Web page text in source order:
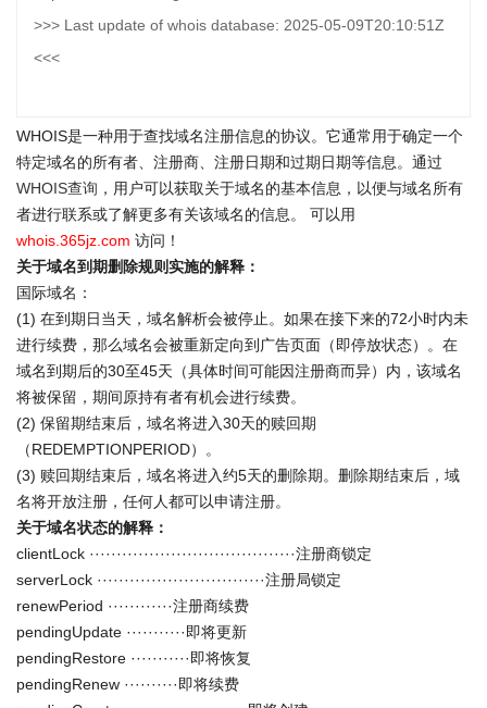
>>> Last update of whois database: 2025-05-09T20:10:51Z
<<<
WHOIS是一种用于查找域名注册信息的协议。它通常用于确定一个
特定域名的所有者、注册商、注册日期和过期日期等信息。通过
WHOIS查询 ，用户可以获取关于域名的基本信息，以便与域名所有
者进行联系或了解更多有关该域名的信息。 可以用
whois.365jz.com 访问！
关于域名到期删除规则实施的解释：
国际域名：
(1) 在到期日当天，域名解析会被停止。如果在接下来的72小时内未
进行续费，那么域名会被重新定向到广告页面（即停放状态）。在
域名到期后的30至45天（具体时间可能因注册商而异）内，该域名
将被保留，期间原持有者有机会进行续费。
(2) 保留期结束后，域名将进入30天的赎回期
（REDEMPTIONPERIOD）。
(3) 赎回期结束后，域名将进入约5天的删除期。删除期结束后，域
名将开放注册，任何人都可以申请注册。
关于域名状态的解释：
clientLock ······································注册商锁定
serverLock ·······························注册局锁定
renewPeriod ············注册商续费
pendingUpdate ···········即将更新
pendingRestore ···········即将恢复
pendingRenew ··········即将续费